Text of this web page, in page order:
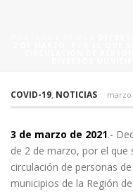
COVID-19, NOTICIAS marzo
3 de marzo de 2021.-
de 2 de marzo, por el
circulación de personas
municipios de la Región